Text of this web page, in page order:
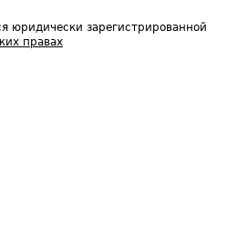
юридически зарегистрированной
правах